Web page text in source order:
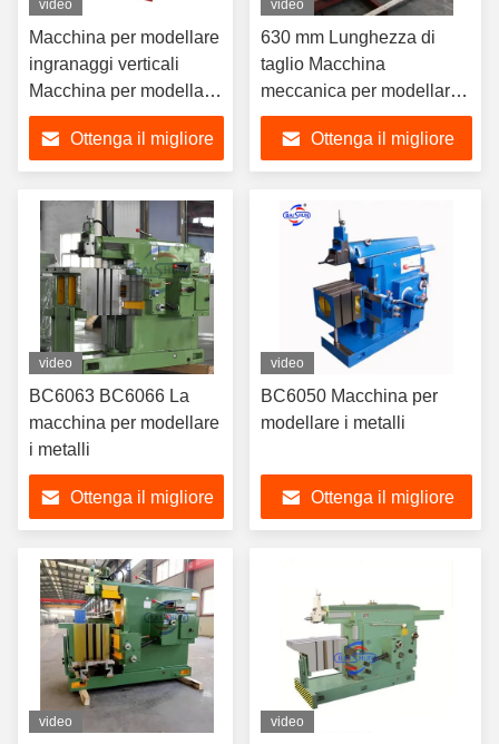
video
Macchina per modellare
ingranaggi verticali
Macchina per modellare
metallo B6050 Alta
precisione
Ottenga il migliore
video
630 mm Lunghezza di
taglio Macchina
meccanica per modellare i
metalli
Ottenga il migliore
video
BC6063 BC6066 La
macchina per modellare
i metalli
Ottenga il migliore
video
BC6050 Macchina per
modellare i metalli
Ottenga il migliore
video video